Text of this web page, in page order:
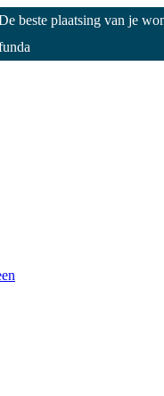
beste plaatsing van je